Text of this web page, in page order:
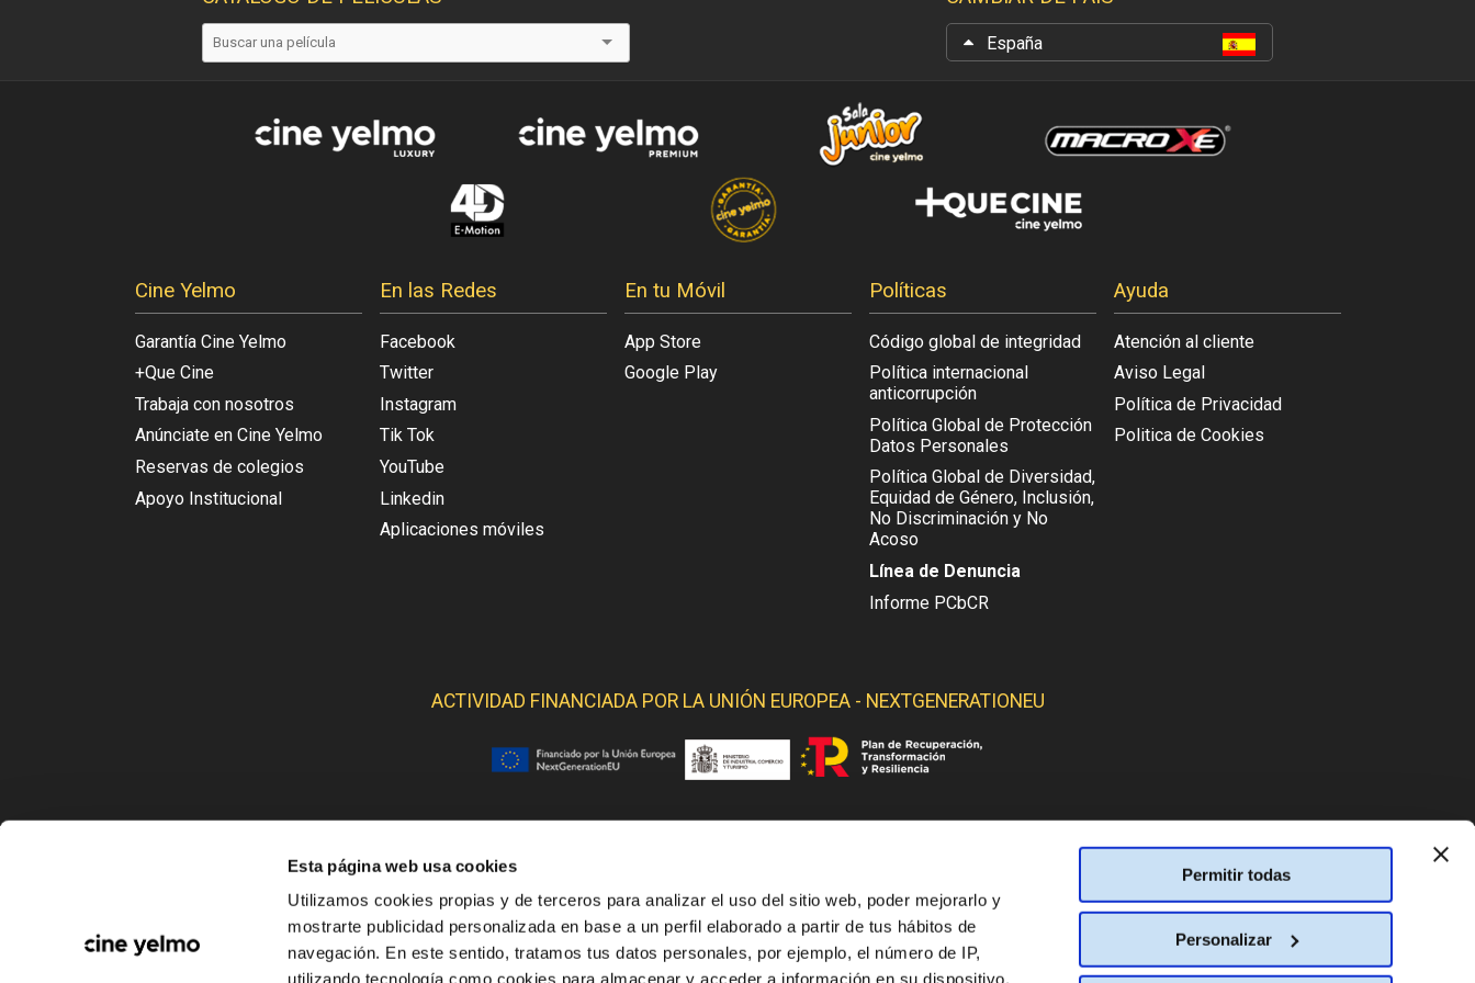
Esta página web usa cookies
Utilizamos cookies propias y de terceros para analizar el uso del sitio web, poder mejorarlo y
mostrarte publicidad personalizada en base a un perfil elaborado a partir de tus hábitos de
navegación. En este sentido, tratamos tus datos personales, por ejemplo, el número de IP,
utilizando tecnología como cookies para almacenar y acceder a información en su dispositivo.
Permitir todas
Personalizar
España
Cine Yelmo
Garantía Cine Yelmo
+Que Cine
Trabaja con nosotros
Anúnciate en Cine Yelmo
Reservas de colegios
Apoyo Institucional
En las Redes
Facebook
Twitter
Instagram
Tik Tok
YouTube
Linkedin
Aplicaciones móviles
En tu Móvil
App Store
Google Play
Políticas
Código global de integridad
Política internacional
anticorrupción
Política Global de Protección
Datos Personales
Política Global de Diversidad,
Equidad de Género, Inclusión,
No Discriminación y No
Acoso
Línea de Denuncia
Informe PCbCR
Ayuda
Atención al cliente
Aviso Legal
Política de Privacidad
Politica de Cookies
ACTIVIDAD FINANCIADA POR LA UNIÓN EUROPEA - NEXTGENERATIONEU
CINE YELMO OBTIENE SOPORTE DE LOS SIGUIENTES ORGANISMOS: